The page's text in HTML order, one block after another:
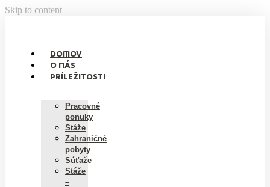
Skip to content
DOMOV
O NÁS
PRÍLEŽITOSTI
Pracovné
ponuky
Stáže
Zahraničné
pobyty
Súťaže
Stáže
–